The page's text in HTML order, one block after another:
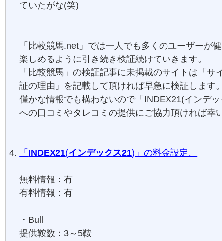
ていたがな(笑)
「比較競馬.net」では一人でも多くのユーザーが
楽しめるように引き続き検証続けていきます。
「比較競馬」の検証記事に未掲載のサイトは「サ
証の理由」を記載して頂ければ早急に検証します
僅かな情報でも構わないので「INDEX21(インデ
への口コミやタレコミの提供にご協力頂ければ幸
「 INDEX21(インデックス21)」の料金設定。
無料情報：有
有料情報：有
・Bull
提供鞍数：3～5鞍